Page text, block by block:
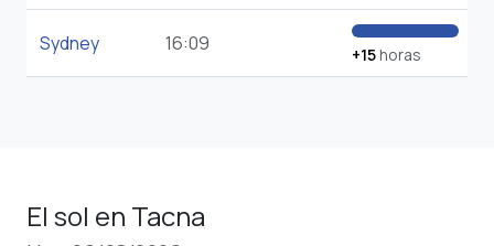
Sydney 16:09 +15horas
El sol en Tacna